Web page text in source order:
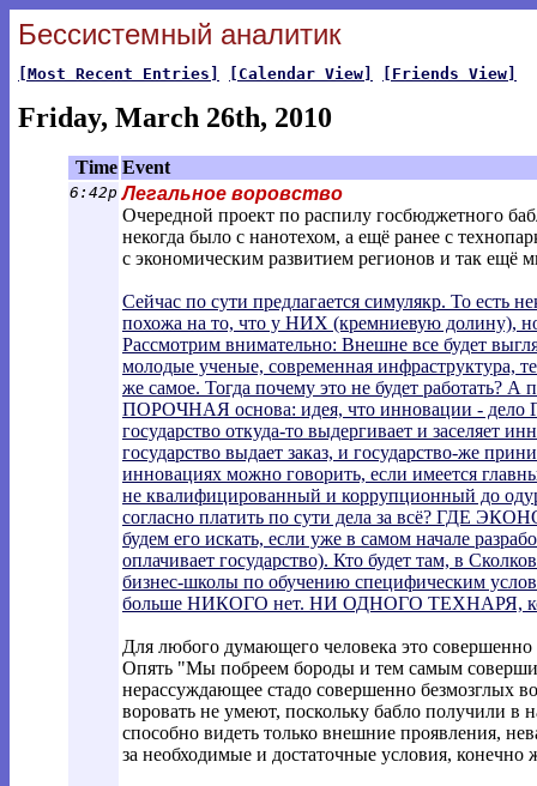
Бессистемный аналитик
[Most Recent Entries] [Calendar View] [Friends View]
Friday, March 26th, 2010
Time Event
6:42p Легальное воровство
Очередной проект по распилу госбюджетного
некогда было с нанотехом, а ещё ранее с
с экономическим развитием регионов и так ещё
Сейчас по сути предлагается симулякр. То есть
похожа на то, что у НИХ (кремниевую долину),
Рассмотрим внимательно: Внешне все будет
молодые ученые, современная инфраструктура,
же самое. Тогда почему это не будет работать? А
ПОРОЧНАЯ основа: идея, что инновации - дело
государство откуда-то выдергивает и заселяет
государство выдает заказ, и государство-же
инновациях можно говорить, если имеется
не квалифицированный и коррупционный до
согласно платить по сути дела за всё? ГДЕ
будем его искать, если уже в самом начале
оплачивает государство). Кто будет там, в
бизнес-школы по обучению специфическим
больше НИКОГО нет. НИ ОДНОГО ТЕХНАРЯ,
Для любого думающего человека это совершенно
Опять "Мы побреем бороды и тем самым
нерассуждающее стадо совершенно безмозглых
воровать не умеют, поскольку бабло получили в
способно видеть только внешние проявления,
за необходимые и достаточные условия, конечно